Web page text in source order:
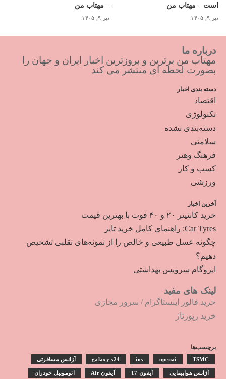
است – مهتاب من
تیر ۹, ۱۴۰۵
– مهتاب من
تیر ۹, ۱۴۰۵
درباره ما
مهتاب من برترین و بروزترین اخبار ایران و جهان را
بصورت لحظه ای منتشر می کند
دسته بندی اخبار
اقتصاد
تکنولوژی
دسته‌بندی نشده
سلامتی
فرهنگ وهنر
کسب و کار
ورزشی
آخرین اخبار
خرید کانتینر ۲۰ و ۴۰ فوت با بهترین قیمت
Car Tyres: راهنمای کامل خرید تایر
چگونه عسل طبیعی و خالص را از نمونه‌های تقلبی تشخیص
دهیم؟
ایزوگام سرویس بهداشتی
لینک های مفید
خرید فالور اینستاگرام / سرور مجازی
خرید رپورتاژ
برچسب‌ها
galaxy s24 ios openai TSMC آژانس مسافرتی
آژانس هواپیمایی آیفون 17 آیفون Air اتوموبیل خودران